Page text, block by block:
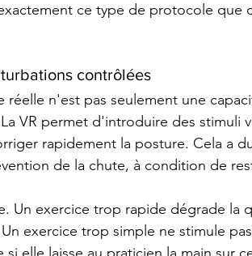
ce type de protocole que
contrôlées
réelle n'est pas seulement une
VR permet d'introduire des stimuli
rapidement la posture. Cela a
de la chute, à condition de
Un exercice trop rapide dégrade la
exercice trop simple ne stimule